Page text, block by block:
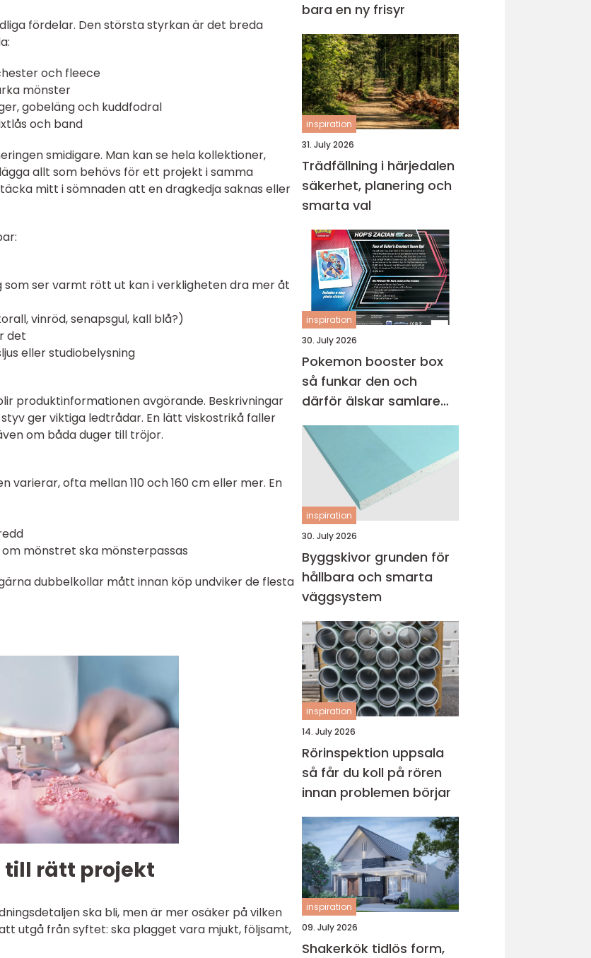
fördelar. Den största styrkan är det breda
och fleece
mönster
gobeläng och kuddfodral
och band
smidigare. Man kan se hela kollektioner,
allt som behövs för ett projekt i samma
mitt i sömnaden att en dragkedja saknas eller
ser varmt rött ut kan i verkligheten dra mer åt
vinröd, senapsgul, kall blå?)
det
eller studiobelysning
produktinformationen avgörande. Beskrivningar
ger viktiga ledtrådar. En lätt viskostrikå faller
om båda duger till tröjor.
ofta mellan 110 och 160 cm eller mer. En
mönstret ska mönsterpassas
dubbelkollar mått innan köp undviker de flesta
till rätt projekt
ska bli, men är mer osäker på vilken
utgå från syftet: ska plagget vara mjukt, följsamt,
bara en ny frisyr
inspiration
31. July 2026
Trädfällning i härjedalen
säkerhet, planering och
smarta val
inspiration
30. July 2026
Pokemon booster box
så funkar den och
därför älskar samlare
den
inspiration
30. July 2026
Byggskivor grunden för
hållbara och smarta
väggsystem
inspiration
14. July 2026
Rörinspektion uppsala
så får du koll på rören
innan problemen börjar
inspiration
09. July 2026
Shakerkök tidlös form,